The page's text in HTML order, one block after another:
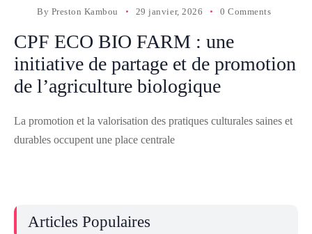
By Preston Kambou 29 janvier, 2026 0 Comments
CPF ECO BIO FARM : une
initiative de partage et de promotion
de l’agriculture biologique
La promotion et la valorisation des pratiques culturales saines et
durables occupent une place centrale
Articles Populaires